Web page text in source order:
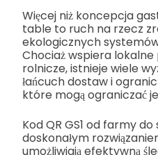
Więcej niż koncepcja
table to ruch na rzecz
ekologicznych
Chociaż wspiera
rolnicze, istnieje wiele
łańcuch dostaw i
które mogą ograniczać
Kod QR GS1 od farmy do
doskonałym
umożliwiają efektywną